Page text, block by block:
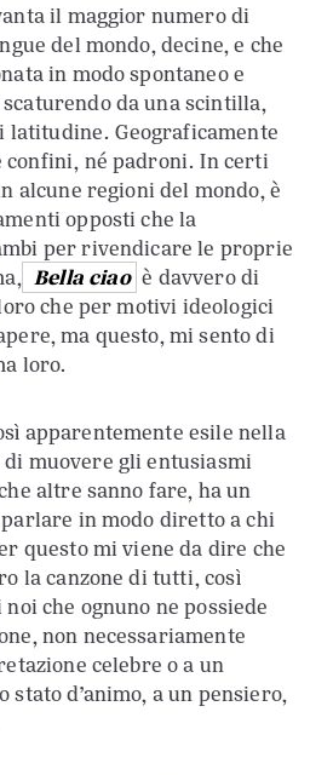
il maggior numero di
del mondo, decine, e che
in modo spontaneo e
da una scintilla,
latitudine. Geograficamente
confini, né padroni. In certi
alcune regioni del mondo, è
opposti che la
per rivendicare le proprie
Bella ciao è davvero di
che per motivi ideologici
ma questo, mi sento di
loro.
apparentemente esile nella
di muovere gli entusiasmi
altre sanno fare, ha un
in modo diretto a chi
questo mi viene da dire che
la canzone di tutti, così
che ognuno ne possiede
non necessariamente
celebre o a un
stato d’animo, a un pensiero,